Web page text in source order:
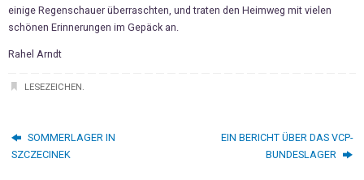
einige Regenschauer überraschten, und traten den Heimweg mit vielen
schönen Erinnerungen im Gepäck an.
Rahel Arndt
LESEZEICHEN
SOMMERLAGER IN
SZCZECINEK
EIN BERICHT ÜBER DAS VCP-
BUNDESLAGER